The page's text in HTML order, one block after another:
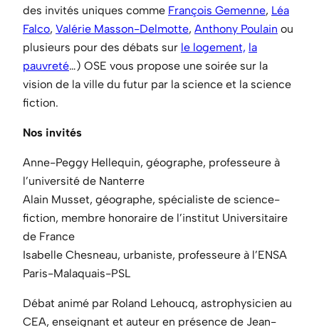
des invités uniques comme François Gemenne, Léa
Falco, Valérie Masson-Delmotte, Anthony Poulain ou
plusieurs pour des débats sur le logement, la
pauvreté…) OSE vous propose une soirée sur la
vision de la ville du futur par la science et la science
fiction.
Nos invités
Anne-Peggy Hellequin, géographe, professeure à
l’université de Nanterre
Alain Musset, géographe, spécialiste de science-
fiction, membre honoraire de l’institut Universitaire
de France
Isabelle Chesneau, urbaniste, professeure à l’ENSA
Paris-Malaquais-PSL
Débat animé par Roland Lehoucq, astrophysicien au
CEA, enseignant et auteur en présence de Jean-